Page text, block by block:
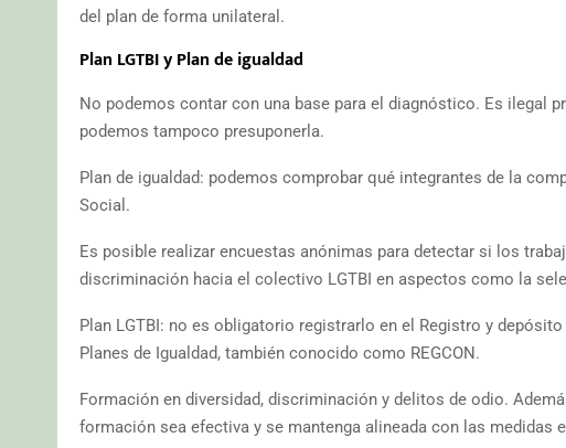
del plan de forma unilateral.
Plan LGTBI y Plan de igualdad
No podemos contar con una base para el diagnóstico. Es ilegal
podemos tampoco presuponerla.
Plan de igualdad: podemos comprobar qué integrantes de la
Social.
Es posible realizar encuestas anónimas para detectar si los
discriminación hacia el colectivo LGTBI en aspectos como la
Plan LGTBI: no es obligatorio registrarlo en el Registro y
Planes de Igualdad, también conocido como REGCON.
Formación en diversidad, discriminación y delitos de odio.
formación sea efectiva y se mantenga alineada con las medidas